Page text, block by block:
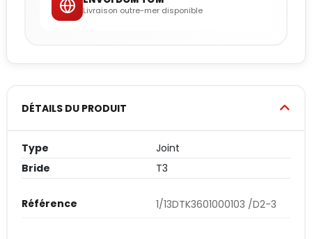
Livraison outre-mer disponible
DÉTAILS DU PRODUIT
Type
Joint
Bride
T3
Référence 1/13DTK3601000103 /D2-3